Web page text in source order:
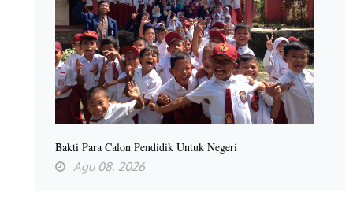
Bakti Para Calon Pendidik Untuk Negeri
Agu 08, 2026